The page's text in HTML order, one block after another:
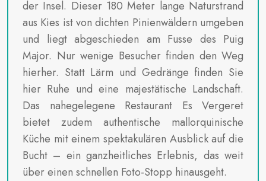
der Insel. Dieser 180 Meter lange Naturstrand
aus Kies ist von dichten Pinienwäldern umgeben
und liegt abgeschieden am Fusse des Puig
Major. Nur wenige Besucher finden den Weg
hierher. Statt Lärm und Gedränge finden Sie
hier Ruhe und eine majestätische Landschaft.
Das nahegelegene Restaurant Es Vergeret
bietet zudem authentische mallorquinische
Küche mit einem spektakulären Ausblick auf die
Bucht – ein ganzheitliches Erlebnis, das weit
über einen schnellen Foto-Stopp hinausgeht.